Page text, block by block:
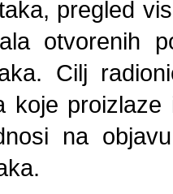
pregled
otvorenih
Cilj
koje
na